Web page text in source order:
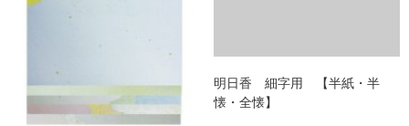
明日香 細字用 【半紙・半
懐・全懐】